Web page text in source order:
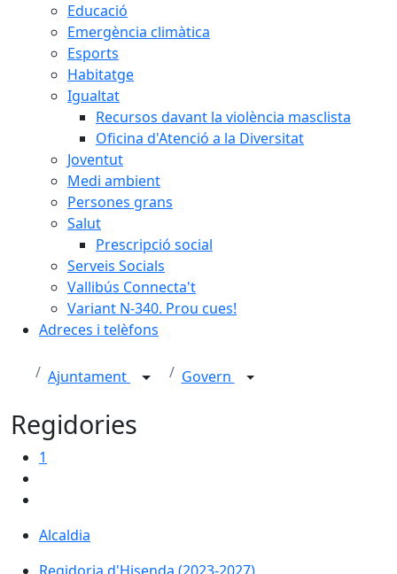
Educació
Emergència climàtica
Esports
Habitatge
Igualtat
Recursos davant la violència masclista
Oficina d'Atenció a la Diversitat
Joventut
Medi ambient
Persones grans
Salut
Prescripció social
Serveis Socials
Vallibús Connecta't
Variant N-340. Prou cues!
Adreces i telèfons
Ajuntament Govern
Regidories
1
Alcaldia